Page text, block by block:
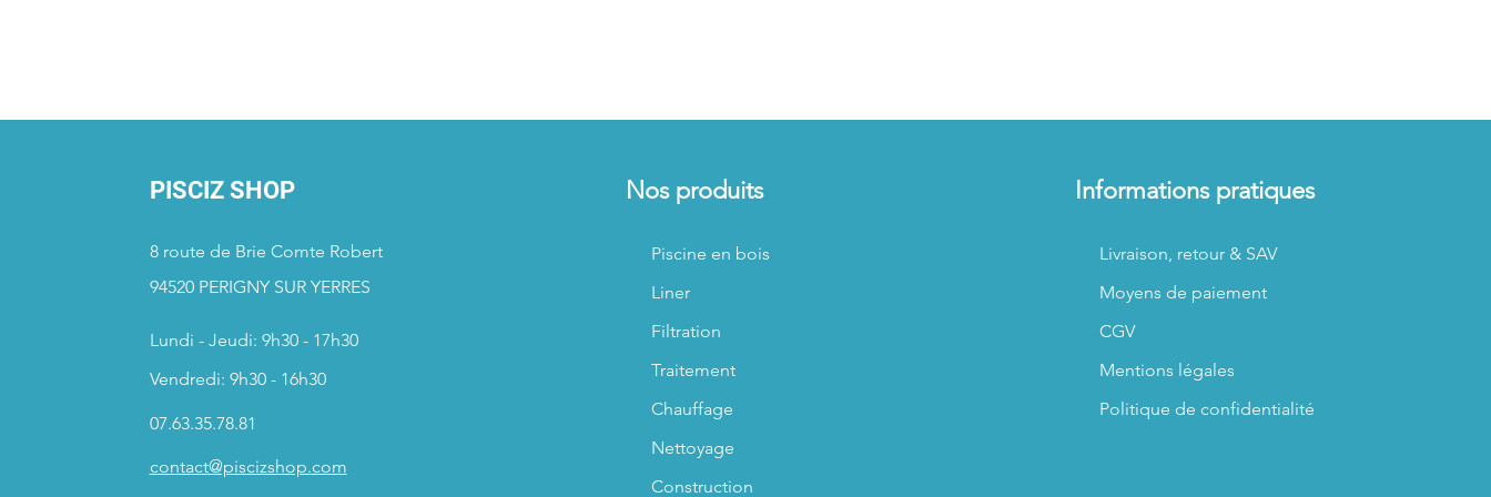
PISCIZ SHOP
8 route de Brie Comte Robert
94520 PERIGNY SUR YERRES
Lundi - Jeudi: 9h30 - 17h30
Vendredi: 9h30 - 16h30
07.63.35.78.81
contact@piscizshop.com
Nos produits
Piscine en bois
Liner
Filtration
Traitement
Chauffage
Nettoyage
Construction
Informations pratiques
Livraison, retour & SAV
Moyens de paiement
CGV
Mentions légales
Politique de confidentialité